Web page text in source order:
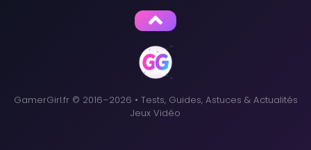
GamerGirl.fr © 2016–2026 • Tests, Guides, Astuces & Actualités
Jeux Vidéo